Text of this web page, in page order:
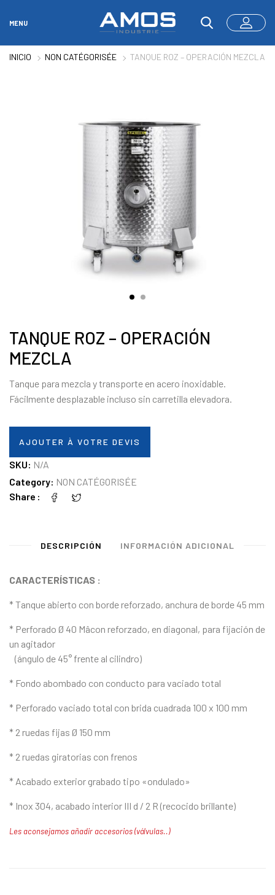
MENU
INICIO NON CATÉGORISÉE TANQUE ROZ – OPERACIÓN MEZCLA
TANQUE ROZ – OPERACIÓN
MEZCLA
Tanque para mezcla y transporte en acero inoxidable.
Fácilmente desplazable incluso sin carretilla elevadora.
AJOUTER À VOTRE DEVIS
SKU: N/A
Category: NON CATÉGORISÉE
Share
DESCRIPCIÓN INFORMACIÓN ADICIONAL
CARACTERÍSTICAS :
* Tanque abierto con borde reforzado, anchura de borde 45 mm
* Perforado Ø 40 Mâcon reforzado, en diagonal, para fijación de
un agitador
(ángulo de 45° frente al cilindro)
* Fondo abombado con conducto para vaciado total
* Perforado vaciado total con brida cuadrada 100 x 100 mm
* 2 ruedas fijas Ø 150 mm
* 2 ruedas giratorias con frenos
* Acabado exterior grabado tipo «ondulado»
* Inox 304, acabado interior III d / 2 R (recocido brillante)
Les aconsejamos añadir accesorios (válvulas..)